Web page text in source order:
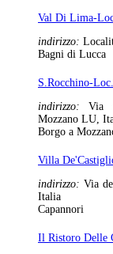
Val Di Lima-
indirizzo:
Bagni di Lucca
S.Rocchino-
indirizzo:Via
Mozzano LU,
Borgo a
Villa
indirizzo: Via
Italia
Capannori
Il Ristoro Delle